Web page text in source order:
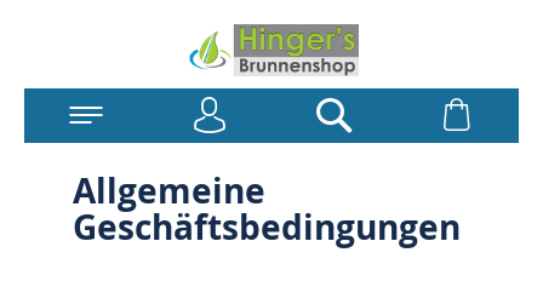
Allgemeine
Geschäftsbedingungen